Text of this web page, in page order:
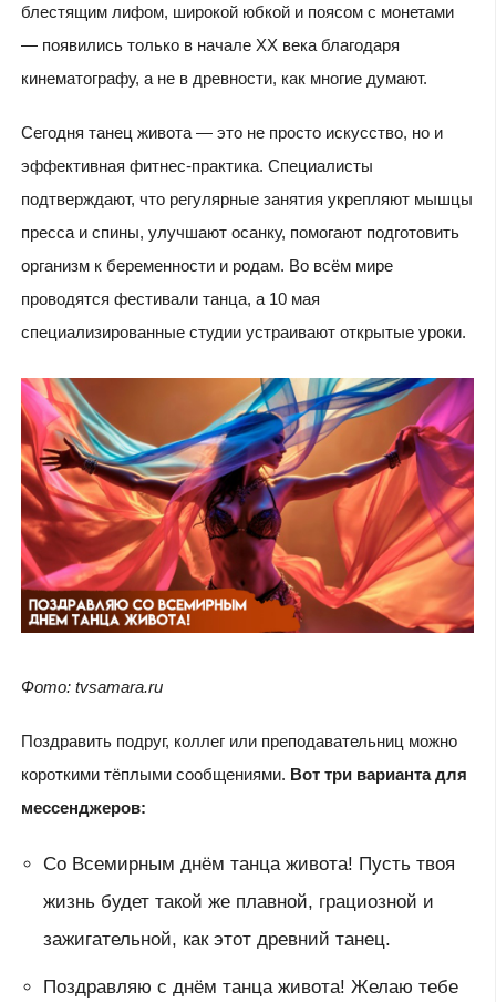
блестящим лифом, широкой юбкой и поясом с монетами
— появились только в начале XX века благодаря
кинематографу, а не в древности, как многие думают.
Сегодня танец живота — это не просто искусство, но и
эффективная фитнес-практика. Специалисты
подтверждают, что регулярные занятия укрепляют мышцы
пресса и спины, улучшают осанку, помогают подготовить
организм к беременности и родам. Во всём мире
проводятся фестивали танца, а 10 мая
специализированные студии устраивают открытые уроки.
Фото: tvsamara.ru
Поздравить подруг, коллег или преподавательниц можно
короткими тёплыми сообщениями. Вот три варианта для
мессенджеров:
Со Всемирным днём танца живота! Пусть твоя
жизнь будет такой же плавной, грациозной и
зажигательной, как этот древний танец.
Поздравляю с днём танца живота! Желаю тебе